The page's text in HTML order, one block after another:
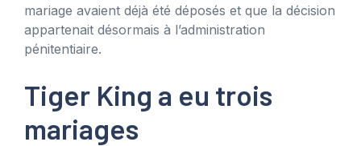
mariage avaient déjà été déposés et que la décision
appartenait désormais à l’administration
pénitentiaire.
Tiger King a eu trois
mariages